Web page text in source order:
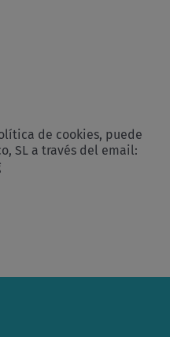
de cookies, puede
SL a través del email: